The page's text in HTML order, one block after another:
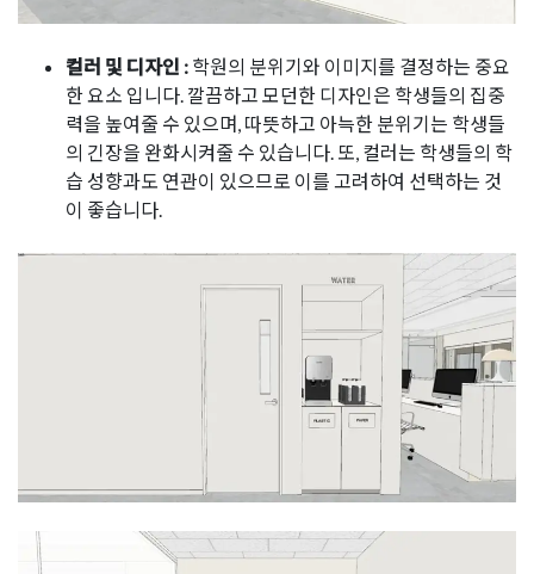
컬러 및 디자인 : 학원의 분위기와 이미지를 결정하는 중요
한 요소 입니다. 깔끔하고 모던한 디자인은 학생들의 집중
력을 높여줄 수 있으며, 따뜻하고 아늑한 분위기는 학생들
의 긴장을 완화시켜줄 수 있습니다. 또, 컬러는 학생들의 학
습 성향과도 연관이 있으므로 이를 고려하여 선택하는 것
이 좋습니다.